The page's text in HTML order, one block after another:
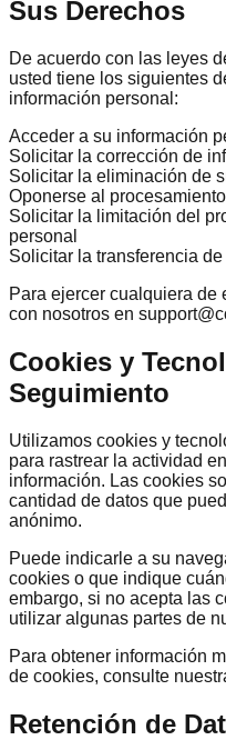
Sus Derechos
De acuerdo con las leyes
usted tiene los siguientes
información personal:
Acceder a su información
Solicitar la corrección de
Solicitar la eliminación de
Oponerse al
Solicitar la limitación del
personal
Solicitar la transferencia
Para ejercer cualquiera de
con nosotros en
Cookies y
Seguimiento
Utilizamos cookies y
para rastrear la actividad
información. Las cookies
cantidad de datos que
anónimo.
Puede indicarle a su
cookies o que indique
embargo, si no acepta las
utilizar algunas partes de
Para obtener información
de cookies, consulte
Retención de